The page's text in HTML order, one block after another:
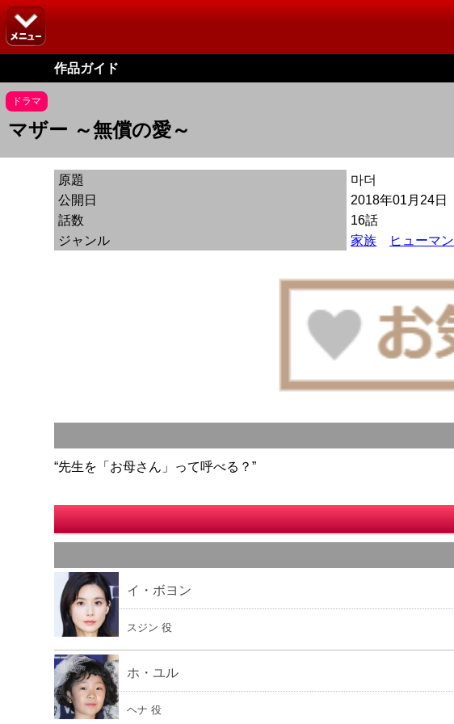
作品ガイド
ドラマ
マザー ～無償の愛～
原題
마더
公開日
2018年01月24日
話数
16話
ジャンル
家族 ヒューマン
“先生を「お母さん」って呼べる？”
イ・ボヨン
スジン 役
ホ・ユル
ヘナ 役